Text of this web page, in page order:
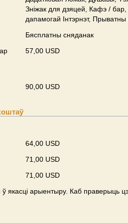
Зніжак для дзяцей, Кафэ / бар,
дапамогай Інтэрнэт,
Бясплатны сняданак
57,00 USD
90,00 USD
64,00 USD
71,00 USD
71,00 USD
якасці арыентыру. Каб праверыць